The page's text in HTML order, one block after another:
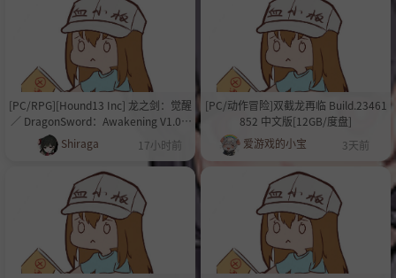
[PC/RPG][Hound13 Inc] 龙之剑：觉醒
／ DragonSword：Awakening V1.0.8
+全DLC+OST+设定集 [20GB][百度/夸
克]
Shiraga 17小时前
[PC/动作冒险]双截龙再临 Build.23461
852 中文版[12GB/度盘]
爱游戏的小宝
3天前